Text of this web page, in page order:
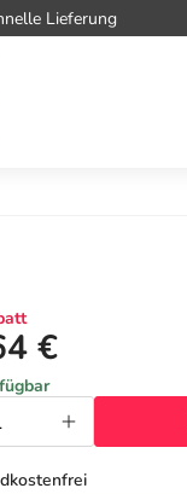
Lieferung
€